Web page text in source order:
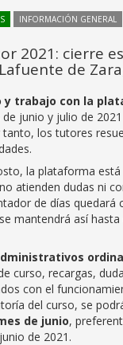
INFORMACIÓN GENERAL
2021: cierre
de
y trabajo con la
junio y julio de
tanto, los tutores
la plataforma está
atienden dudas ni
de días quedará
mantendrá así hasta
curso, recargas,
con el
del curso, se
de junio,
de 2021.